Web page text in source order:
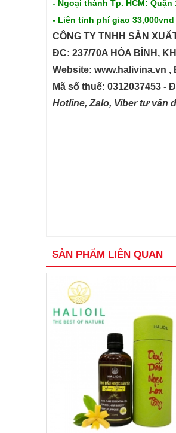
- Ngoại thành Tp. HCM:
- Liên tỉnh phí giao
CÔNG TY TNHH SẢN
ĐC: 237/70A HÒA BÌNH,
Website: www.halivina.vn
Mã số thuế: 0312037453 -
Hotline, Zalo, Viber tư vấn
SẢN PHẨM LIÊN QUAN